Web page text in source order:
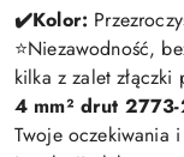
✔️Kolor:
⭐️Niezawodność,
kilka z zalet
4 mm² drut
Twoje oczekiwania